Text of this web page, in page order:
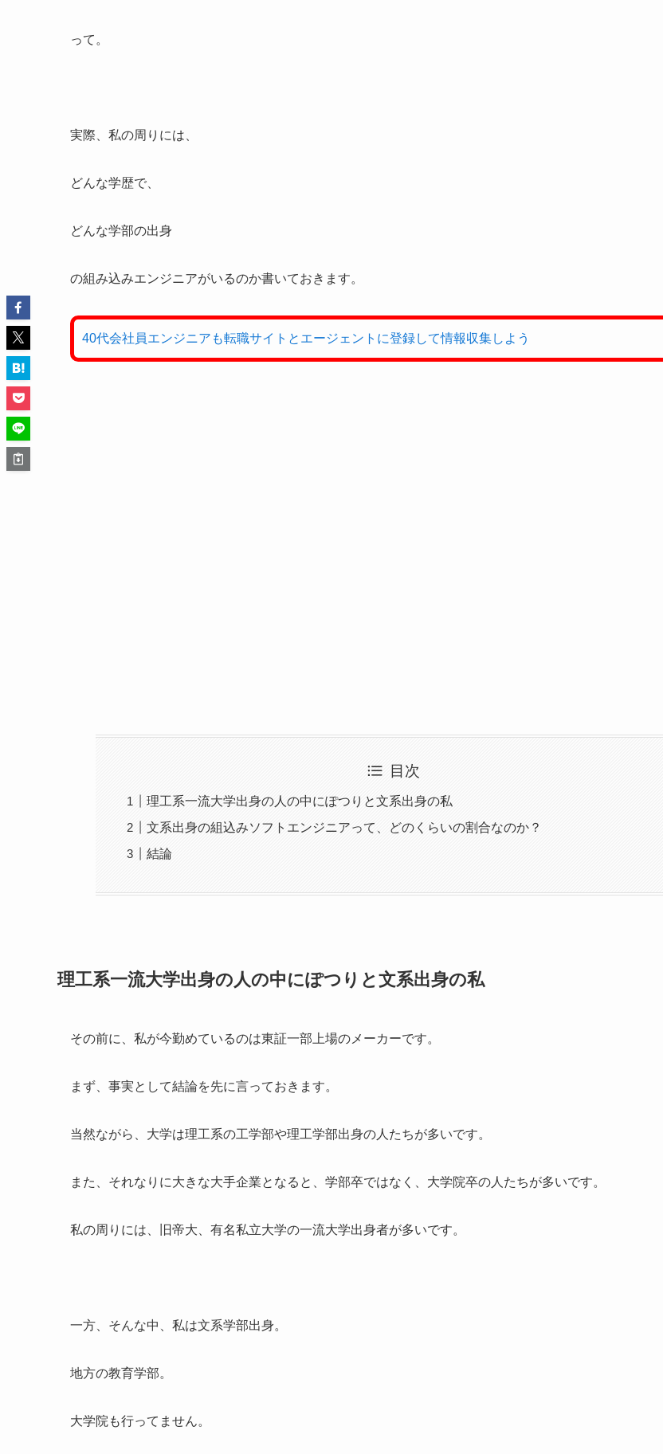
って。
実際、私の周りには、
どんな学歴で、
どんな学部の出身
の組み込みエンジニアがいるのか書いておきます。
40代会社員エンジニアも転職サイトとエージェントに登録して情報収集しよう
目次
理工系一流大学出身の人の中にぽつりと文系出身の私
文系出身の組込みソフトエンジニアって、どのくらいの割合なのか？
結論
理工系一流大学出身の人の中にぽつりと文系出身の私
その前に、私が今勤めているのは東証一部上場のメーカーです。
まず、事実として結論を先に言っておきます。
当然ながら、大学は理工系の工学部や理工学部出身の人たちが多いです。
また、それなりに大きな大手企業となると、学部卒ではなく、大学院卒の人たちが多いです。
私の周りには、旧帝大、有名私立大学の一流大学出身者が多いです。
一方、そんな中、私は文系学部出身。
地方の教育学部。
大学院も行ってません。